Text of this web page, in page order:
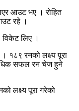
आउट भए । रोहित
रहे ।
लिए ।
। १८९ रनको लक्ष्य पूरा
सफल रन चेज हुने
लक्ष्य पूरा गरेको